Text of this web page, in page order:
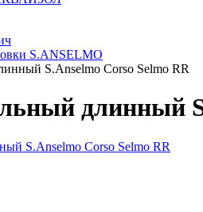
S.ANSELMO
S.Anselmo Corso Selmo RR
длинный